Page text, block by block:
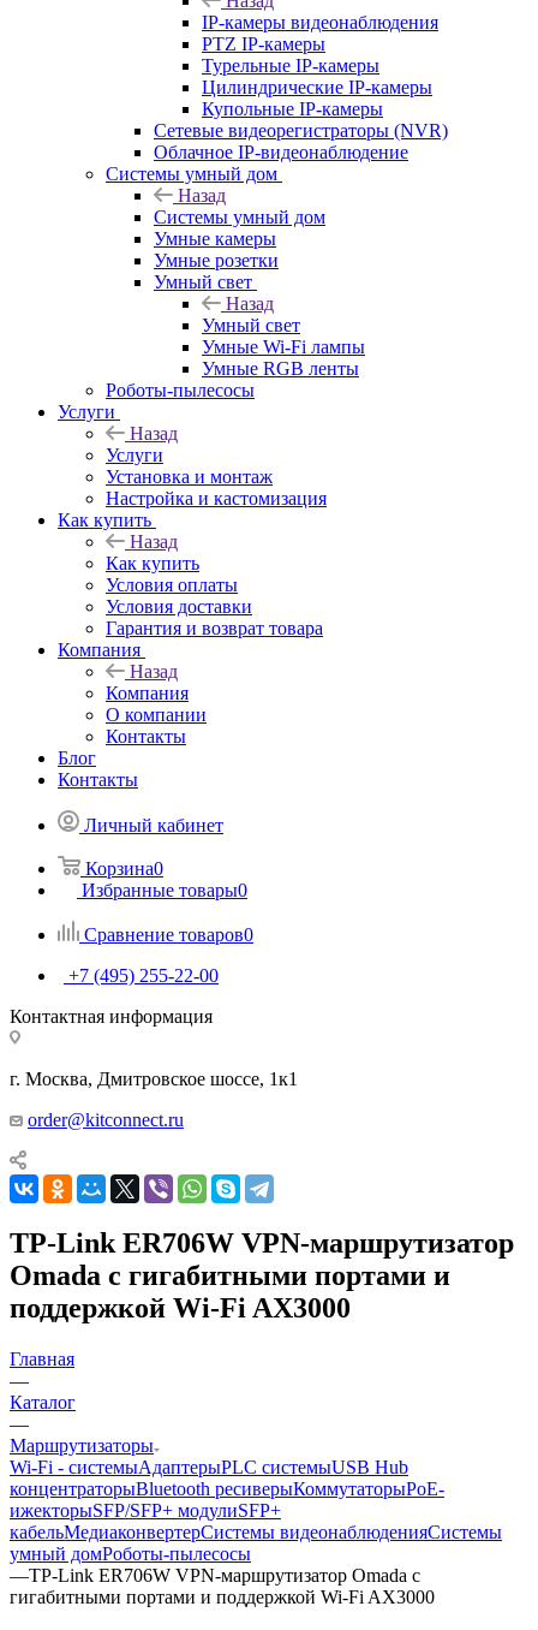
IP-камеры видеонаблюдения
PTZ IP-камеры
Турельные IP-камеры
Цилиндрические IP-камеры
Купольные IP-камеры
Сетевые видеорегистраторы (NVR)
Облачное IP-видеонаблюдение
Системы умный дом
Назад
Системы умный дом
Умные камеры
Умные розетки
Умный свет
Назад
Умный свет
Умные Wi-Fi лампы
Умные RGB ленты
Роботы-пылесосы
Услуги
Назад
Услуги
Установка и монтаж
Настройка и кастомизация
Как купить
Назад
Как купить
Условия оплаты
Условия доставки
Гарантия и возврат товара
Компания
Назад
Компания
О компании
Контакты
Блог
Контакты
Личный кабинет
Корзина0
Избранные товары0
Сравнение товаров0
+7 (495) 255-22-00
Контактная информация
г. Москва, Дмитровское шоссе, 1к1
order@kitconnect.ru
TP-Link ER706W VPN-маршрутизатор
Omada с гигабитными портами и
поддержкой Wi-Fi AX3000
Главная
—
Каталог
—
Маршрутизаторы
Wi-Fi - системыАдаптерыPLC системыUSB Hub
концентраторыBluetooth ресиверыКоммутаторыPoE-
ижекторыSFP/SFP+ модулиSFP+
кабельМедиаконвертерСистемы видеонаблюденияСистемы
умный домРоботы-пылесосы
—TP-Link ER706W VPN-маршрутизатор Omada с
гигабитными портами и поддержкой Wi-Fi AX3000